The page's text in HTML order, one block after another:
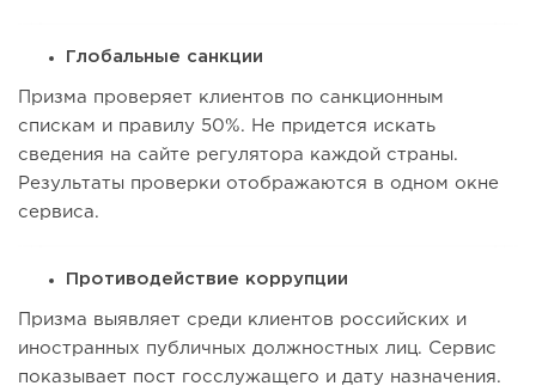
Глобальные санкции
Призма проверяет клиентов по санкционным
спискам и правилу 50%. Не придется искать
сведения на сайте регулятора каждой страны.
Результаты проверки отображаются в одном окне
сервиса.
Противодействие коррупции
Призма выявляет среди клиентов российских и
иностранных публичных должностных лиц. Сервис
показывает пост госслужащего и дату назначения.